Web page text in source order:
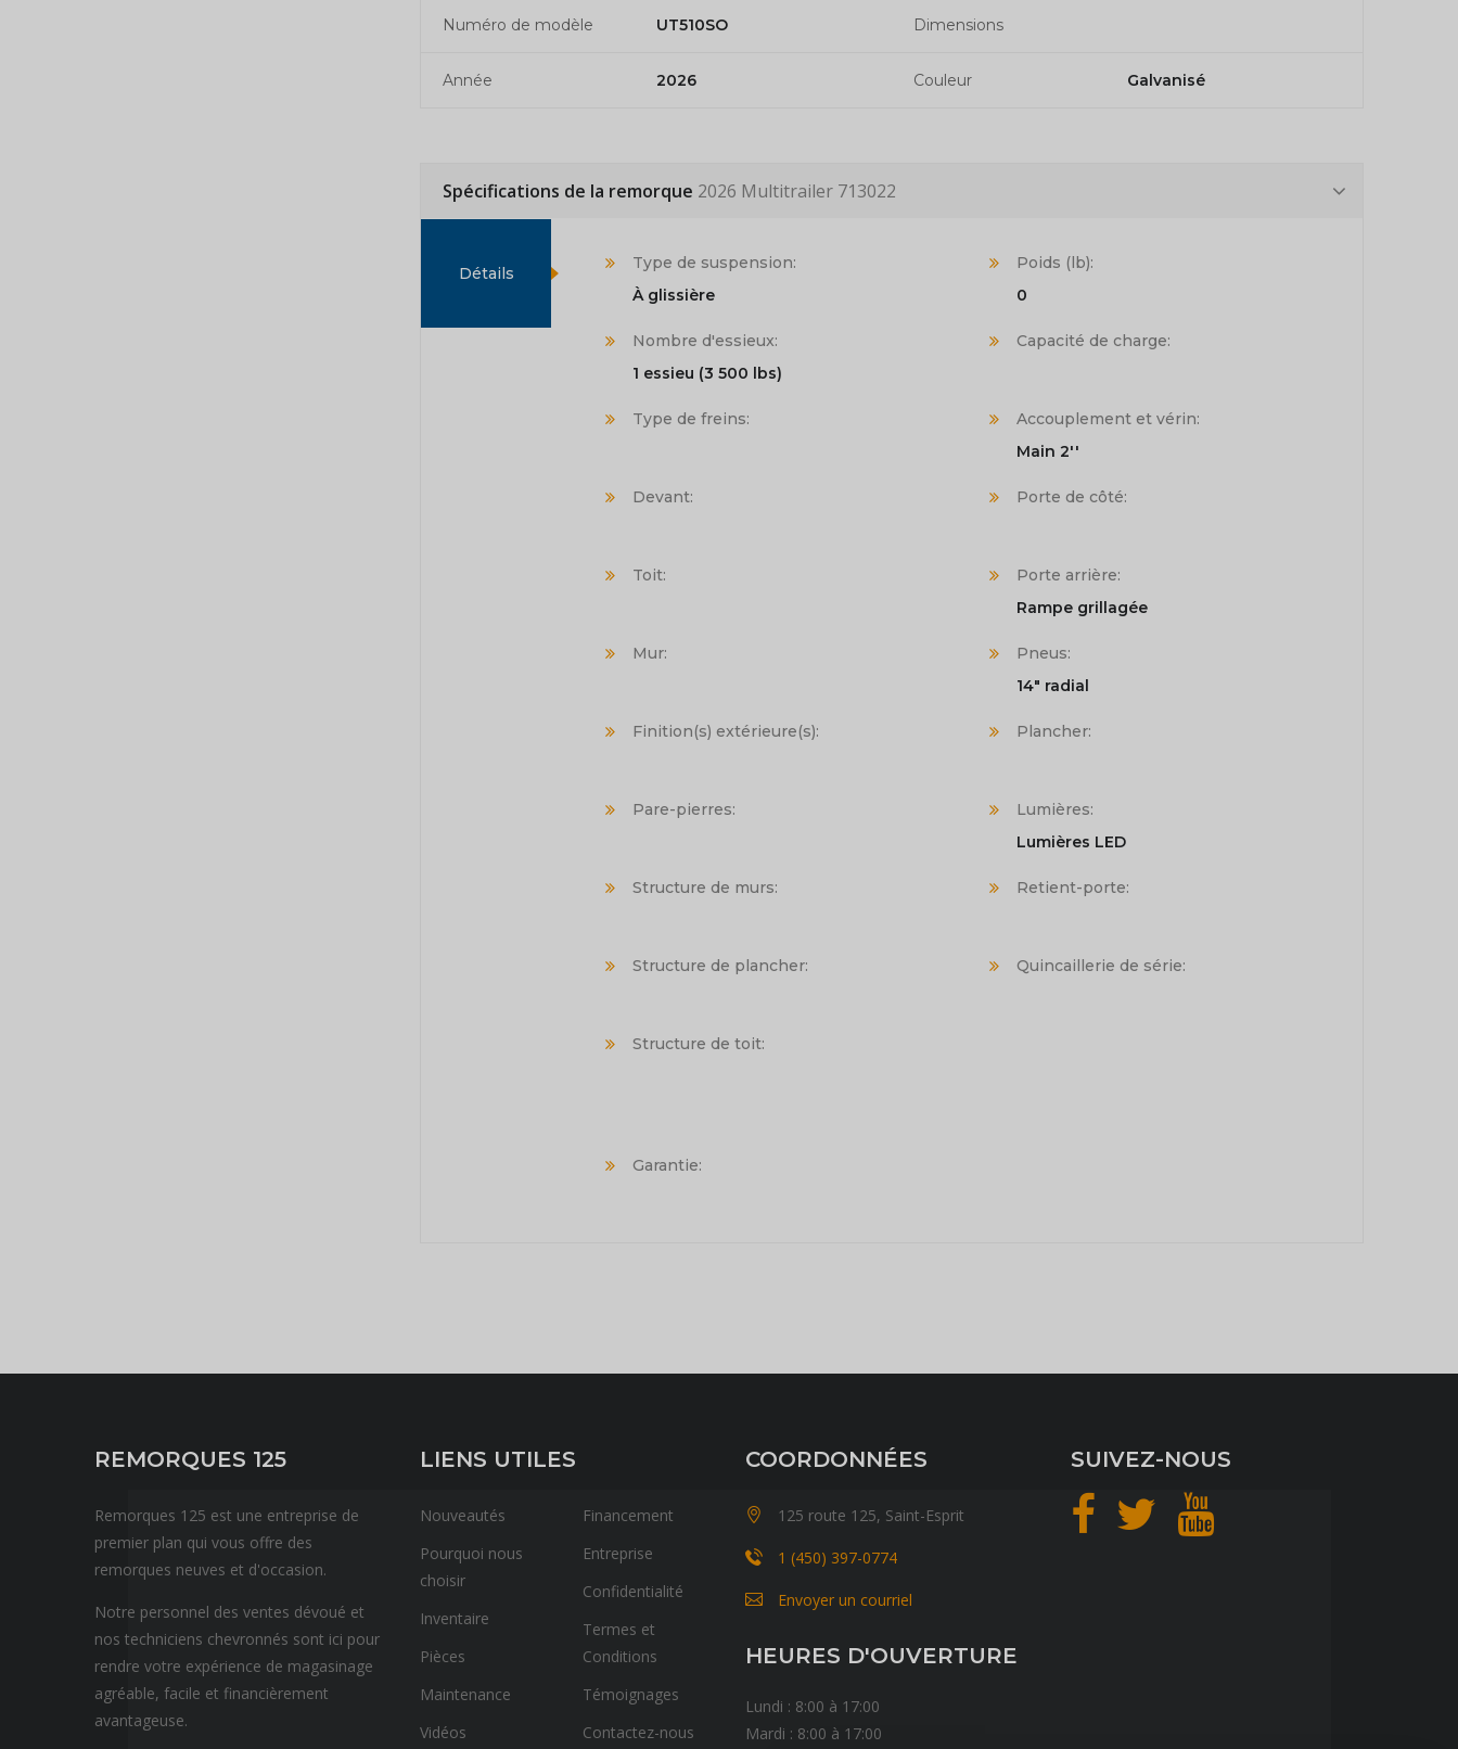
Numéro de modèle UT510SO
Année 2026
Dimensions
Couleur Galvanisé
Spécifications de la remorque 2026 Multitrailer 713022
Détails
Type de suspension:
À glissière
Nombre d'essieux:
1 essieu (3 500 lbs)
Type de freins:
Devant:
Toit:
Mur:
Finition(s) extérieure(s):
Pare-pierres:
Structure de murs:
Structure de plancher:
Structure de toit:
Poids (lb):
0
Capacité de charge:
Accouplement et vérin:
Main 2''
Porte de côté:
Porte arrière:
Rampe grillagée
Pneus:
14" radial
Plancher:
Lumières:
Lumières LED
Retient-porte:
Quincaillerie de série:
Garantie:
REMORQUES 125
Remorques 125 est une entreprise de
premier plan qui vous offre des
remorques neuves et d'occasion.
Notre personnel des ventes dévoué et
nos techniciens chevronnés sont ici pour
rendre votre expérience de magasinage
agréable, facile et financièrement
avantageuse.
LIENS UTILES
Nouveautés
Pourquoi nous
choisir
Inventaire
Pièces
Maintenance
Vidéos
Financement
Entreprise
Confidentialité
Termes et
Conditions
Témoignages
Contactez-nous
COORDONNÉES
125 route 125, Saint-Esprit
1 (450) 397-0774
Envoyer un courriel
HEURES D'OUVERTURE
Lundi : 8:00 à 17:00
Mardi : 8:00 à 17:00
SUIVEZ-NOUS